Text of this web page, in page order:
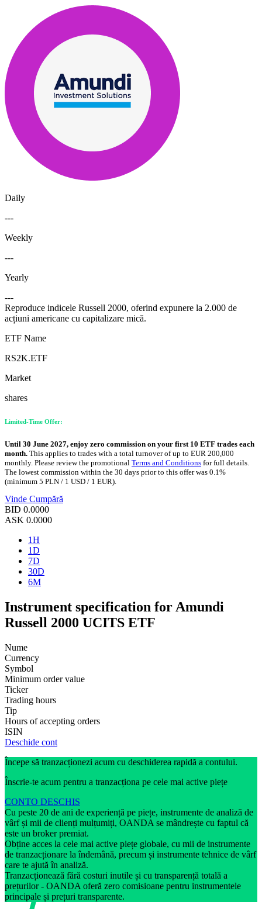
Daily
---
Weekly
---
Yearly
---
Reproduce indicele Russell 2000, oferind expunere la 2.000 de
acțiuni americane cu capitalizare mică.
ETF Name
RS2K.ETF
Market
shares
Limited-Time Offer:
Until 30 June 2027, enjoy zero commission on your first 10 ETF trades each
month. This applies to trades with a total turnover of up to EUR 200,000
monthly. Please review the promotional Terms and Conditions for full details.
The lowest commission within the 30 days prior to this offer was 0.1%
(minimum 5 PLN / 1 USD / 1 EUR).
Vinde Cumpără
BID 0.0000
ASK 0.0000
1H
1D
7D
30D
6M
Instrument specification for Amundi
Russell 2000 UCITS ETF
Nume
Currency
Symbol
Minimum order value
Ticker
Trading hours
Tip
Hours of accepting orders
ISIN
Deschide cont
Începe să tranzacționezi acum cu deschiderea rapidă a contului.
Înscrie-te acum pentru a tranzacționa pe cele mai active piețe
CONTO DESCHIS
Cu peste 20 de ani de experiență pe piețe, instrumente de analiză de
vârf și mii de clienți mulțumiți, OANDA se mândrește cu faptul că
este un broker premiat.
Obține acces la cele mai active piețe globale, cu mii de instrumente
de tranzacționare la îndemână, precum și instrumente tehnice de vârf
care te ajută în analiză.
Tranzacționează fără costuri inutile și cu transparență totală a
prețurilor - OANDA oferă zero comisioane pentru instrumentele
principale și prețuri transparente.